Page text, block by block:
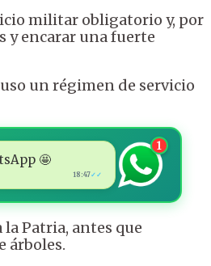
militar obligatorio y, por
y encarar una fuerte
un régimen de servicio
🤩
18:47✓✓
1
Patria, antes que
árboles.